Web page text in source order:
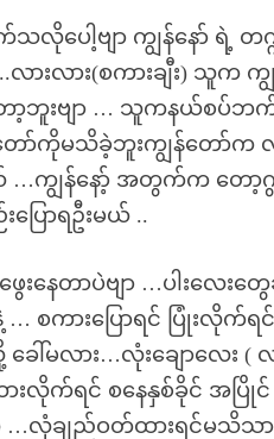
ေါ့ဗျာ ကျွန်နော် ရဲ့ တက္
ားလား(စကားချီး) သူက က
ာ့ဘူးဗျာ … သူကနယ်စပ်ဘ
ော်ကိုမသိခဲ့ဘူးကျွန်တော်က
ျွန်နော့် အတွက်က တော့ဂွင်
ြောရဦးမယ် ..
ေတာပဲဗျာ …ပါးလေးတွ
ကားပြောရင် ပြုံးလိုက်ရ
ေါ်မလား…လုံးချောလေး
ားလိုက်ရင် စနေနှစ်ခိုင် အပ
…လုံချည်ဝတ်ထားရင်မသိသ